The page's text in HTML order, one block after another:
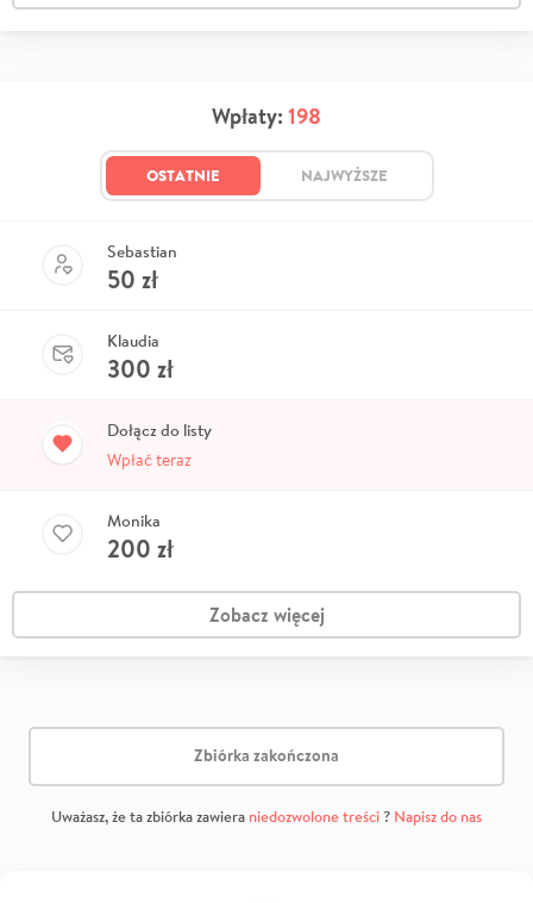
Wpłaty: 198
OSTATNIE NAJWYŻSZE
Sebastian
50 zł
Klaudia
300 zł
Dołącz do listy
Wpłać teraz
Monika
200 zł
Zobacz więcej
Zbiórka zakończona
Uważasz, że ta zbiórka zawiera niedozwolone treści? Napisz do nas